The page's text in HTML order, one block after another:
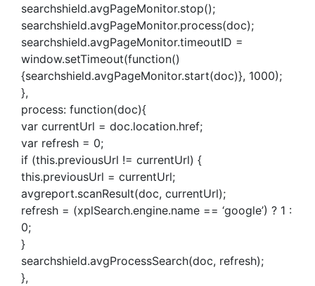
searchshield.avgPageMonitor.stop();
searchshield.avgPageMonitor.process(doc);
searchshield.avgPageMonitor.timeoutID =
window.setTimeout(function()
{searchshield.avgPageMonitor.start(doc)}, 1000);
},
process: function(doc){
var currentUrl = doc.location.href;
var refresh = 0;
if (this.previousUrl != currentUrl) {
this.previousUrl = currentUrl;
avgreport.scanResult(doc, currentUrl);
refresh = (xplSearch.engine.name == ‘google’) ? 1 :
0;
}
searchshield.avgProcessSearch(doc, refresh);
},